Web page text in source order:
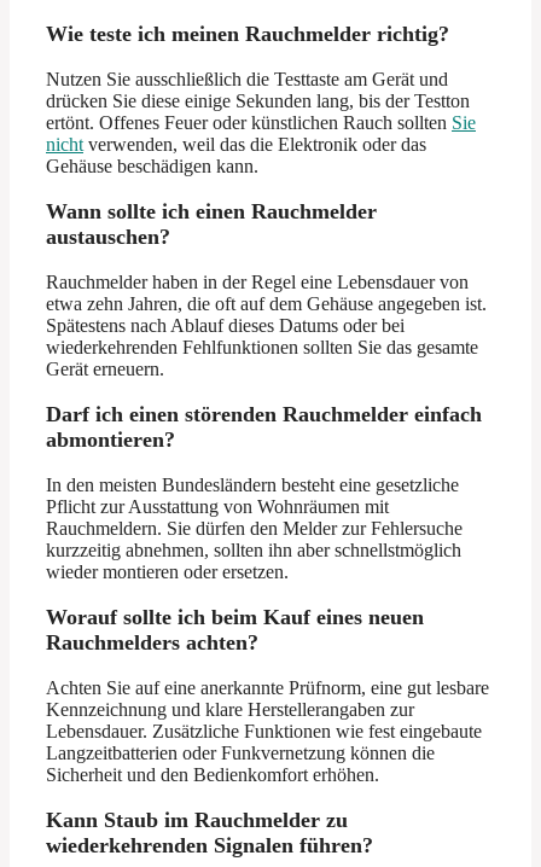
Wie teste ich meinen Rauchmelder richtig?
Nutzen Sie ausschließlich die Testtaste am Gerät und
drücken Sie diese einige Sekunden lang, bis der Testton
ertönt. Offenes Feuer oder künstlichen Rauch sollten Sie
nicht verwenden, weil das die Elektronik oder das
Gehäuse beschädigen kann.
Wann sollte ich einen Rauchmelder
austauschen?
Rauchmelder haben in der Regel eine Lebensdauer von
etwa zehn Jahren, die oft auf dem Gehäuse angegeben ist.
Spätestens nach Ablauf dieses Datums oder bei
wiederkehrenden Fehlfunktionen sollten Sie das gesamte
Gerät erneuern.
Darf ich einen störenden Rauchmelder einfach
abmontieren?
In den meisten Bundesländern besteht eine gesetzliche
Pflicht zur Ausstattung von Wohnräumen mit
Rauchmeldern. Sie dürfen den Melder zur Fehlersuche
kurzzeitig abnehmen, sollten ihn aber schnellstmöglich
wieder montieren oder ersetzen.
Worauf sollte ich beim Kauf eines neuen
Rauchmelders achten?
Achten Sie auf eine anerkannte Prüfnorm, eine gut lesbare
Kennzeichnung und klare Herstellerangaben zur
Lebensdauer. Zusätzliche Funktionen wie fest eingebaute
Langzeitbatterien oder Funkvernetzung können die
Sicherheit und den Bedienkomfort erhöhen.
Kann Staub im Rauchmelder zu
wiederkehrenden Signalen führen?